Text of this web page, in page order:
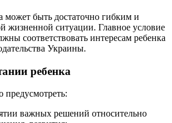
может быть достаточно гибким и
жизненной ситуации. Главное условие
соответствовать интересам ребенка
Украины.
ребенка
предусмотреть:
важных решений относительно